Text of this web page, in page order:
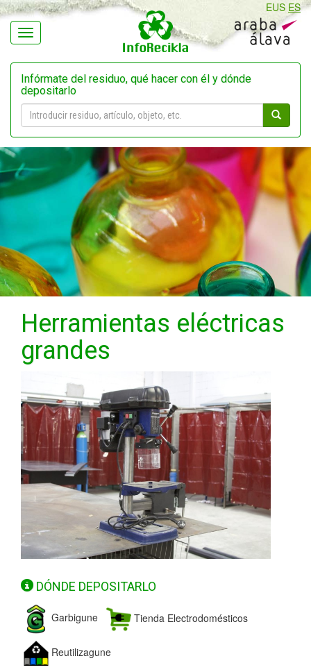
Navegación
EUS ES
Infórmate del residuo, qué hacer con él y dónde
depositarlo
Herramientas eléctricas
grandes
DÓNDE DEPOSITARLO
Garbigune Tienda Electrodomésticos
Reutilizagune